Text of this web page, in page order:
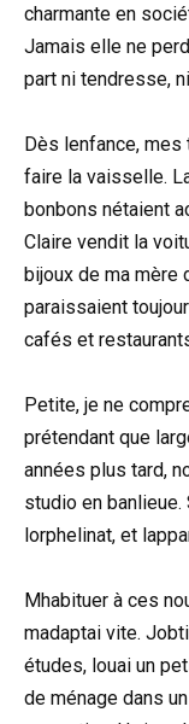
charmante en
Jamais elle ne
part ni tendresse,
Dès lenfance,
faire la vaisselle.
bonbons nétaient
Claire vendit la
bijoux de ma mère
paraissaient
cafés et
Petite, je ne
prétendant que
années plus tard,
studio en
lorphelinat, et
Mhabituer à ces
madaptai vite.
études, louai un
de ménage dans